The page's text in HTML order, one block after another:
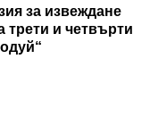
за извеждане
трети и четвърти